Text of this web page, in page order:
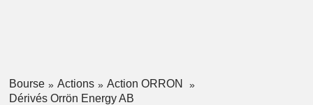
Bourse Actions
Action ORRON
Dérivés Orrön Energy AB